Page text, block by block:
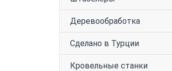
Деревообработка
Сделано в Турции
Кровельные станки